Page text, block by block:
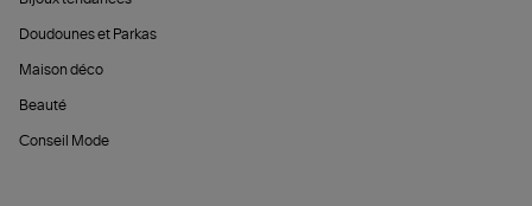
Doudounes et Parkas
Maison déco
Beauté
Conseil Mode